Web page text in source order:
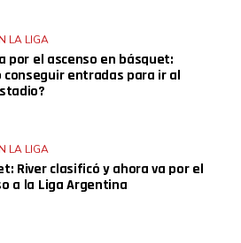
LA LIGA
por el ascenso en básquet:
conseguir entradas para ir al
LA LIGA
River clasificó y ahora va por el
a la Liga Argentina